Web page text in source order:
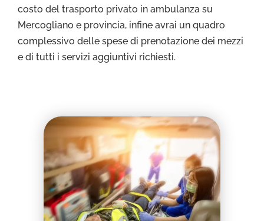
costo del trasporto privato in ambulanza su
Mercogliano e provincia, infine avrai un quadro
complessivo delle spese di prenotazione dei mezzi
e di tutti i servizi aggiuntivi richiesti.